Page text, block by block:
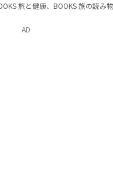
旅と健康、BOOKS 旅の読み
AD